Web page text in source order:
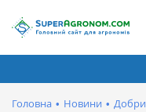
Головна • Новини •